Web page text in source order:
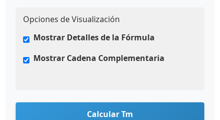
Opciones de Visualización
Mostrar Detalles de la Fórmula
Mostrar Cadena Complementaria
Calcular Tm